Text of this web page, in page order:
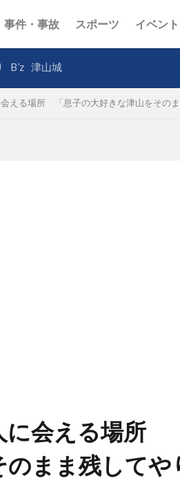
事件・事故 スポーツ イベント
B’z 津山城
える場所 「息子の大好きな津山をその
に会える場所
のまま残してや